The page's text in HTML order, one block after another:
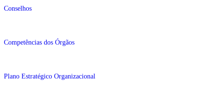
Conselhos
Competências dos Órgãos
Plano Estratégico Organizacional